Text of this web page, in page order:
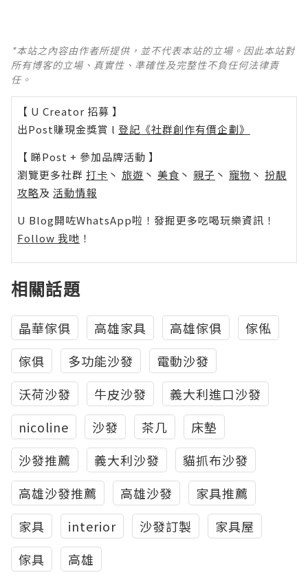
*本站之內容由作者所提供，並不代表本站的立場。因此本站對
所有博客的立場、真實性、準確性及完整性不負任何法律責
任。
【 U Creator 招募 】
出Post賺現金獎賞 l 登記《社群創作有價企劃》
【 睇Post + 參加品牌活動 】
瀏覽更多社群 打卡 丶 旅遊 丶 美食 丶 親子 丶 寵物 丶 扮靚
攻略及 活動情報
U Blog開咗WhatsApp啦！發掘更多吃喝玩樂資訊！
Follow 我哋 ！
相關話題
晶華傢俱 高雄家具 高雄傢俱
傢俬
傢俱
多功能沙發
電動沙發
沃荷沙發
牛皮沙發
義大利進口沙發
nicoline
沙發 茶几
床墊
沙發推薦
義大利沙發
貓抓布沙發
高雄沙發推薦
高雄沙發
家具推薦
家具
interior 沙發訂製
家具屋
傢具
高雄